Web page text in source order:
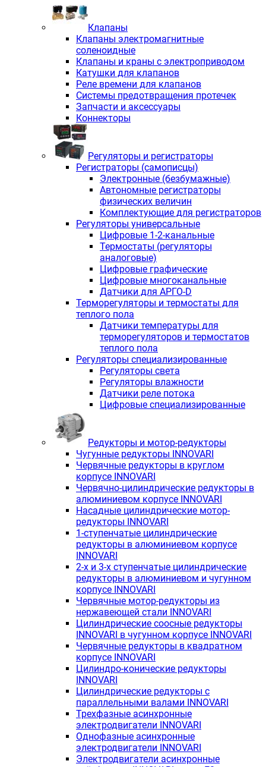
Клапаны
Клапаны электромагнитные
соленоидные
Клапаны и краны с электроприводом
Катушки для клапанов
Реле времени для клапанов
Системы предотвращения протечек
Запчасти и аксессуары
Коннекторы
Регуляторы и регистраторы
Регистраторы (самописцы)
Электронные (безбумажные)
Автономные регистраторы
физических величин
Комплектующие для регистраторов
Регуляторы универсальные
Цифровые 1-2-канальные
Термостаты (регуляторы
аналоговые)
Цифровые графические
Цифровые многоканальные
Датчики для АРГО-D
Терморегуляторы и термостаты для
теплого пола
Датчики температуры для
терморегуляторов и термостатов
теплого пола
Регуляторы специализированные
Регуляторы света
Регуляторы влажности
Датчики реле потока
Цифровые специализированные
Редукторы и мотор-редукторы
Чугунные редукторы INNOVARI
Червячные редукторы в круглом
корпусе INNOVARI
Червячно-цилиндрические редукторы в
алюминиевом корпусе INNOVARI
Насадные цилиндрические мотор-
редукторы INNOVARI
1-ступенчатые цилиндрические
редукторы в алюминиевом корпусе
INNOVARI
2-х и 3-х ступенчатые цилиндрические
редукторы в алюминиевом и чугунном
корпусе INNOVARI
Червячные мотор-редукторы из
нержавеющей стали INNOVARI
Цилиндрические соосные редукторы
INNOVARI в чугунном корпусе INNOVARI
Червячные редукторы в квадратном
корпусе INNOVARI
Цилиндро-конические редукторы
INNOVARI
Цилиндрические редукторы с
параллельными валами INNOVARI
Трехфазные асинхронные
электродвигатели INNOVARI
Однофазные асинхронные
электродвигатели INNOVARI
Электродвигатели асинхронные